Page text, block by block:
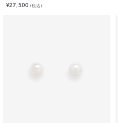
¥27,500(税込)